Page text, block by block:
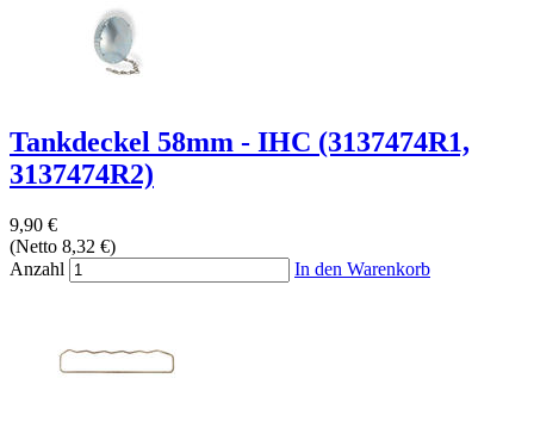
Tankdeckel 58mm - IHC (3137474R1,
3137474R2)
9,90 €
(Netto 8,32 €)
Anzahl
In den Warenkorb